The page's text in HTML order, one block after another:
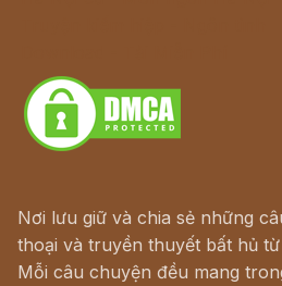
Nơi lưu giữ và chia sẻ những
thoại và truyền thuyết bất hủ
Mỗi câu chuyện đều mang